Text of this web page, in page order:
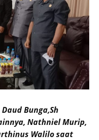
Bunga,Sh
Nathniel Murip,
Walilo saat